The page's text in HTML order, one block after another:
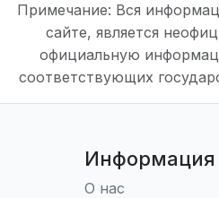
Примечание: Вся
сайте, является
официальную
соответствующих
Информация
О нас